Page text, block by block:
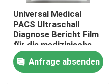
Qualitätskontrolle
Kontakt
Nachrichten
Universal Medical
PACS Ultraschall
Diagnose Bericht Film
für die medizinische
Maschine
Anfrage absenden